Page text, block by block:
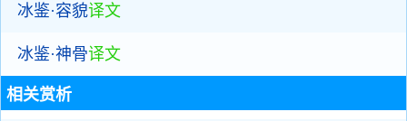
冰鉴·容貌译文
冰鉴·神骨译文
相关赏析